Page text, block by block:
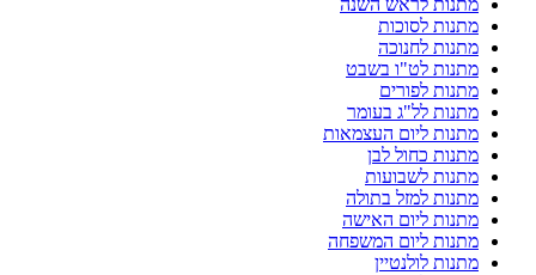
מתנות לראש השנה
מתנות לסוכות
מתנות לחנוכה
מתנות לט"ו בשבט
מתנות לפורים
מתנות לל"ג בעומר
מתנות ליום העצמאות
מתנות כחול לבן
מתנות לשבועות
מתנות למזל בתולה
מתנות ליום האישה
מתנות ליום המשפחה
מתנות לולנטיין